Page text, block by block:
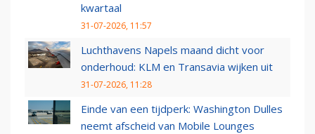
kwartaal
31-07-2026, 11:57
Luchthavens Napels maand dicht voor
onderhoud: KLM en Transavia wijken uit
31-07-2026, 11:28
Einde van een tijdperk: Washington Dulles
neemt afscheid van Mobile Lounges